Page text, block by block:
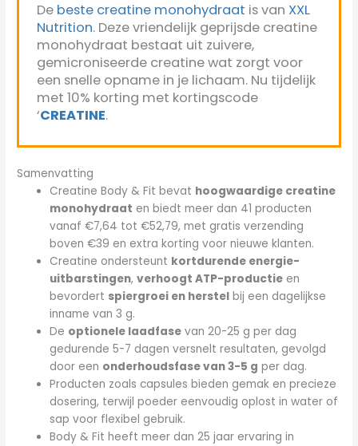
De beste creatine monohydraat is van XXL
Nutrition. Deze vriendelijk geprijsde creatine
monohydraat bestaat uit zuivere,
gemicroniseerde creatine wat zorgt voor
een snelle opname in je lichaam. Nu tijdelijk
met 10% korting met kortingscode
‘CREATINE.
Samenvatting
Creatine Body & Fit bevat hoogwaardige creatine
monohydraat en biedt meer dan 41 producten
vanaf €7,64 tot €52,79, met gratis verzending
boven €39 en extra korting voor nieuwe klanten.
Creatine ondersteunt kortdurende energie-
uitbarstingen,verhoogt ATP-productie en
bevordert spiergroei en herstel bij een dagelijkse
inname van 3 g.
De optionele laadfase van 20-25 g per dag
gedurende 5-7 dagen versnelt resultaten, gevolgd
door een onderhoudsfase van 3-5 g per dag.
Producten zoals capsules bieden gemak en precieze
dosering, terwijl poeder eenvoudig oplost in water of
sap voor flexibel gebruik.
Body & Fit heeft meer dan 25 jaar ervaring in